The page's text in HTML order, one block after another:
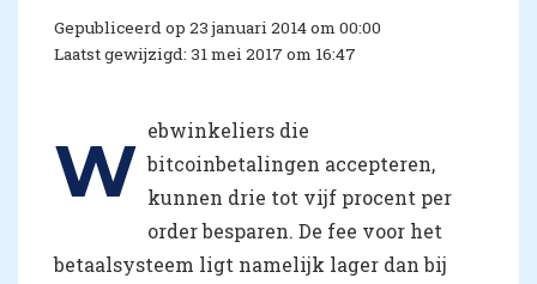
Gepubliceerd op 23 januari 2014 om 00:00
Laatst gewijzigd: 31 mei 2017 om 16:47
W ebwinkeliers die
bitcoinbetalingen accepteren,
kunnen drie tot vijf procent per
order besparen. De fee voor het
betaalsysteem ligt namelijk lager dan bij